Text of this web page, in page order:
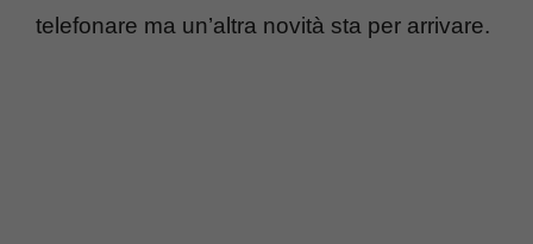
telefonare ma un’altra novità sta per arrivare.